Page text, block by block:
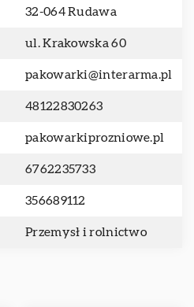
32-064 Rudawa
ul. Krakowska 60
pakowarki@interarma.pl
48122830263
pakowarkiprozniowe.pl
6762235733
356689112
Przemysł i rolnictwo